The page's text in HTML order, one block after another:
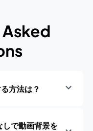
方法は？
で動画背景を